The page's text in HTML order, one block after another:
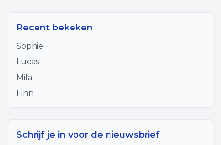
Recent bekeken
Sophie
Lucas
Mila
Finn
Schrijf je in voor de nieuwsbrief